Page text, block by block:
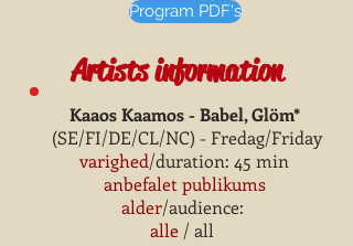
Program PDF's
Artists information
Kaaos Kaamos - Babel, Glöm*
(SE/FI/DE/CL/NC) - Fredag/Friday
varighed/duration: 45 min
anbefalet publikums
alder/audience:
alle / all